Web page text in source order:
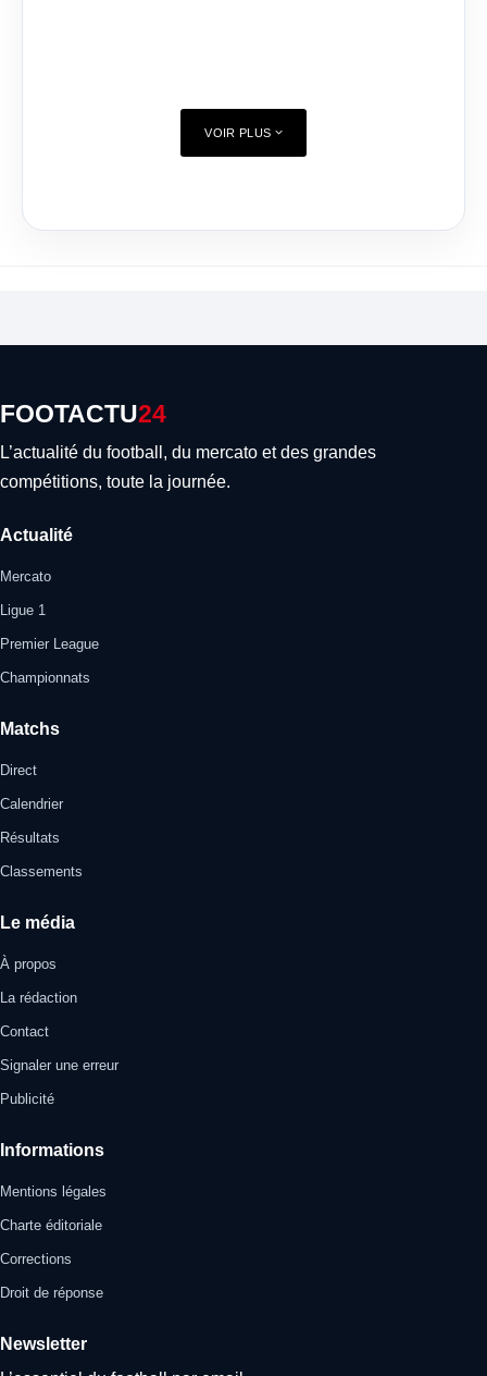
VOIR PLUS
FOOTACTU24
L’actualité du football, du mercato et des grandes
compétitions, toute la journée.
Actualité
Mercato
Ligue 1
Premier League
Championnats
Matchs
Direct
Calendrier
Résultats
Classements
Le média
À propos
La rédaction
Contact
Signaler une erreur
Publicité
Informations
Mentions légales
Charte éditoriale
Corrections
Droit de réponse
Newsletter